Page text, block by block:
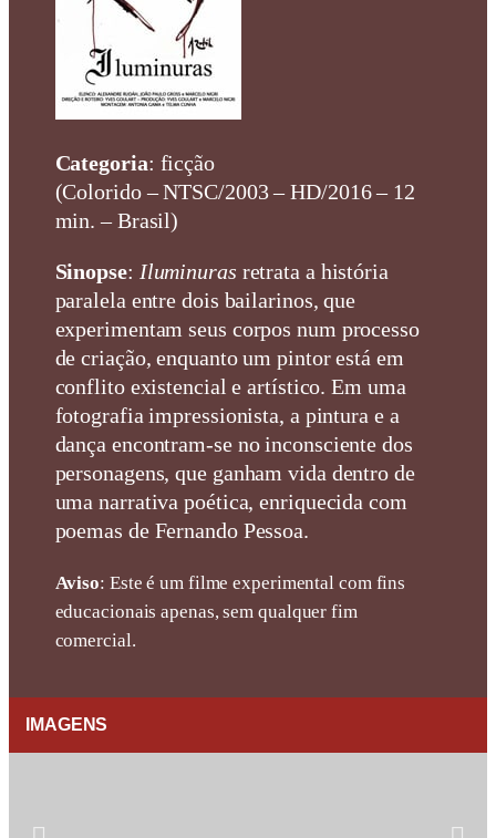
Categoria: ficção
(Colorido – NTSC/2003 – HD/2016 – 12
min. – Brasil)
Sinopse: Iluminuras retrata a história
paralela entre dois bailarinos, que
experimentam seus corpos num processo
de criação, enquanto um pintor está em
conflito existencial e artístico. Em uma
fotografia impressionista, a pintura e a
dança encontram-se no inconsciente dos
personagens, que ganham vida dentro de
uma narrativa poética, enriquecida com
poemas de Fernando Pessoa.
Aviso: Este é um filme experimental com fins
educacionais apenas, sem qualquer fim
comercial.
IMAGENS